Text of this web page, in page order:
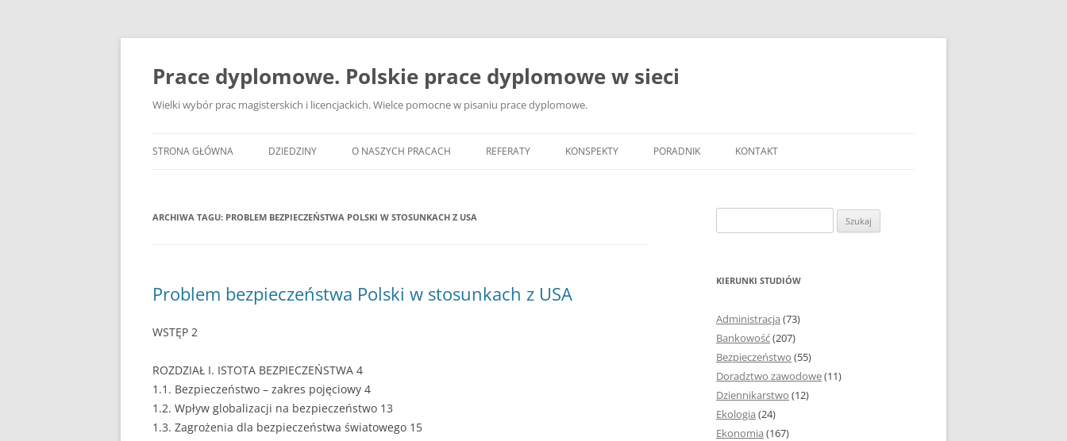
Przejdź
Prace dyplomowe. Polskie prace dyplomowe w sieci
Wielki wybór prac magisterskich i licencjackich. Wielce pomocne w pisaniu prace dyplomowe.
STRONA GŁÓWNA DZIEDZINY
BANKOWOŚĆ
FINANSE
O NASZYCH PRACACH REFERATY KONSPEKTY PORADNIK
JAK ZBIERAĆ I OPRACOWYWAĆ
BIBLIOGRAFICZNYCH
ZAWARTOŚĆ I ROZMIAR PRACY
DYPLOMOWEJ
ESTETYKA PRACY DYPLOMOWEJ –
WYRÓŻNIENIA, NUMEROWANIE
KONTAKT
ARCHIWA TAGU: PROBLEM BEZPIECZEŃSTWA POLSKI W STOSUNKACH Z USA
Problem bezpieczeństwa Polski w stosunkach z USA
WSTĘP 2
ROZDZIAŁ I. ISTOTA BEZPIECZEŃSTWA 4
1.1. Bezpieczeństwo – zakres pojęciowy 4
1.2. Wpływ globalizacji na bezpieczeństwo 13
1.3. Zagrożenia dla bezpieczeństwa światowego 15
KIERUNKI STUDIÓW
Administracja (73)
Bankowość(207)
Bezpieczeństwo (55)
Doradztwo zawodowe(11)
Dziennikarstwo (12)
Ekologia (24)
Ekonomia (167)